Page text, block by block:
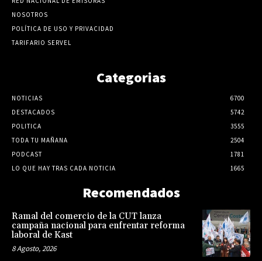
NOSOTROS
POLÍTICA DE USO Y PRIVACIDAD
TARIFARIO SERVEL
Categorias
NOTICIAS
6700
DESTACADOS
5742
POLITICA
3555
TODA TU MAÑANA
2504
PODCAST
1781
LO QUE HAY TRAS CADA NOTICIA
1665
Recomendados
Ramal del comercio de la CUT lanza
campaña nacional para enfrentar reforma
laboral de Kast
8 Agosto, 2026